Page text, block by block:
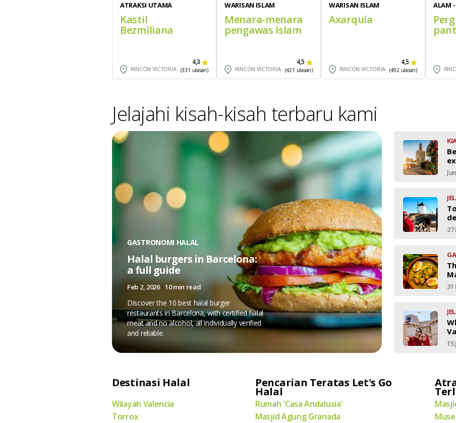
ATRAKSI UTAMA
Kastil
Bezmiliana
RINCÓN VICTORIA
4,3
(331 ulasan)
WARISAN ISLAM
Menara-menara
pengawas Islam
RINCÓN VICTORIA
4,5
(421 ulasan)
WARISAN ISLAM
Axarquía
RINCÓN VICTORIA
4,5
(492 ulasan)
ALAM
Jelajahi kisah-kisah terbaru kami
GASTRONOMI HALAL
Halal burgers in Barcelona:
a full guide
Feb 2, 2026- 10 min read
Discover the 10 best halal burger
restaurants in Barcelona, with certified halal
meat and no alcohol, all individually verified
and reliable.
31
15
Destinasi Halal
Wilayah Valencia
Torrox
Pencarian Teratas Let's Go
Halal
Rumah 'Casa Andalusia'
Masjid Agung Granada